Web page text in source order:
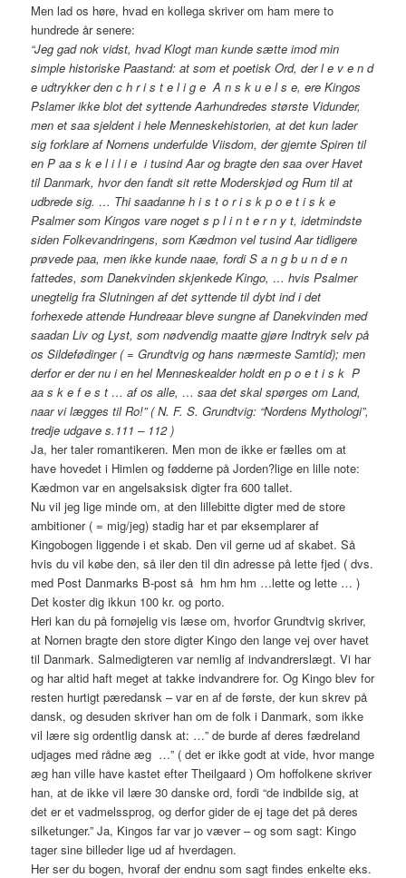
Men lad os høre, hvad en kollega skriver om ham mere to
hundrede år senere:
“Jeg gad nok vidst, hvad Klogt man kunde sætte imod min
simple historiske Paastand: at som et poetisk Ord, der l e v e n d
e udtrykker den c h r i s t e l i g e A n s k u e l s e, ere Kingos
Pslamer ikke blot det syttende Aarhundredes største Vidunder,
men et saa sjeldent i hele Menneskehistorien, at det kun lader
sig forklare af Nornens underfulde Viisdom, der gjemte Spiren til
en P aa s k e l i l i e i tusind Aar og bragte den saa over Havet
til Danmark, hvor den fandt sit rette Moderskjød og Rum til at
udbrede sig. … Thi saadanne h i s t o r i s k p o e t i s k e
Psalmer som Kingos vare noget s p l i n t e r n y t, idetmindste
siden Folkevandringens, som Kædmon vel tusind Aar tidligere
prøvede paa, men ikke kunde naae, fordi S a n g b u n d e n
fattedes, som Danekvinden skjenkede Kingo, … hvis Psalmer
unegtelig fra Slutningen af det syttende til dybt ind i det
forhexede attende Hundreaar bleve sungne af Danekvinden med
saadan Liv og Lyst, som nødvendig maatte gjøre Indtryk selv på
os Sildefødinger ( = Grundtvig og hans nærmeste Samtid); men
derfor er der nu i en hel Menneskealder holdt en p o e t i s k P
aa s k e f e s t … af os alle, … saa det skal spørges om Land,
naar vi lægges til Ro!” ( N. F. S. Grundtvig: “Nordens Mythologi”,
tredje udgave s.111 – 112 )
Ja, her taler romantikeren. Men mon de ikke er fælles om at
have hovedet i Himlen og fødderne på Jorden?lige en lille note:
Kædmon var en angelsaksisk digter fra 600 tallet.
Nu vil jeg lige minde om, at den lillebitte digter med de store
ambitioner ( = mig/jeg) stadig har et par eksemplarer af
Kingobogen liggende i et skab. Den vil gerne ud af skabet. Så
hvis du vil købe den, så iler den til din adresse på lette fjed ( dvs.
med Post Danmarks B-post så hm hm hm …lette og lette … )
Det koster dig ikkun 100 kr. og porto.
Heri kan du på fornøjelig vis læse om, hvorfor Grundtvig skriver,
at Nornen bragte den store digter Kingo den lange vej over havet
til Danmark. Salmedigteren var nemlig af indvandrerslægt. Vi har
og har altid haft meget at takke indvandrere for. Og Kingo blev for
resten hurtigt pæredansk – var en af de første, der kun skrev på
dansk, og desuden skriver han om de folk i Danmark, som ikke
vil lære sig ordentlig dansk at: …” de burde af deres fædreland
udjages med rådne æg …” ( det er ikke godt at vide, hvor mange
æg han ville have kastet efter Theilgaard ) Om hoffolkene skriver
han, at de ikke vil lære 30 danske ord, fordi “de indbilde sig, at
det er et vadmelssprog, og derfor gider de ej tage det på deres
silketunger.” Ja, Kingos far var jo væver – og som sagt: Kingo
tager sine billeder lige ud af hverdagen.
Her ser du bogen, hvoraf der endnu som sagt findes enkelte eks.